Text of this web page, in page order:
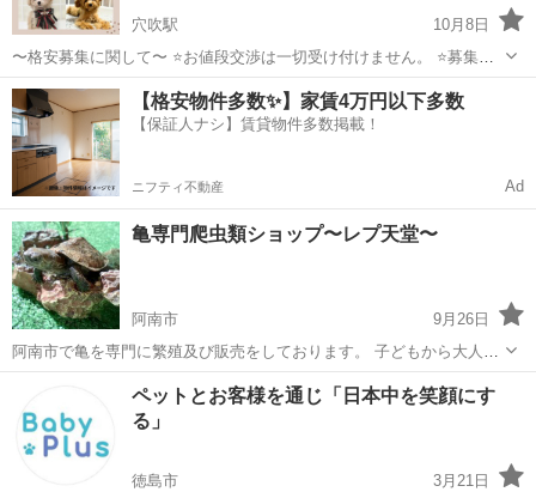
穴吹駅
10月8日
〜格安募集に関して〜 ⭐️お値段交渉は一切受け付けません。 ⭐️募集金
額は一律どの子も 10万円 ⭐️最低1年間〜終生 我が家お取り扱いペット
保険へのご加入 ⭐️血統書はコピーであってもお渡し致しません。 ⭐️去
勢手術を行な...
徳島 美馬市 穴吹駅 ペットショップ 格安
【格安物件多数✨】家賃4万円以下多数
【保証人ナシ】賃貸物件多数掲載！
ニフティ不動産 Ad
亀専門爬虫類ショップ〜レプ天堂〜
阿南市
9月26日
阿南市で亀を専門に繁殖及び販売をしております。 子どもから大人ま
で楽しめるような施設を目指しております。 ご来店は予約制となって
おりますので、お気軽にお問い合わせください。 本業があるため基本
平日17時頃からの営業とな...
ペットショップ
ペットとお客様を通じ「日本中を笑顔にす
る」
徳島市
3月21日